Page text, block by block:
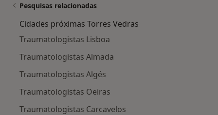
Pesquisas relacionadas
Cidades próximas Torres Vedras
Traumatologistas Lisboa
Traumatologistas Almada
Traumatologistas Algés
Traumatologistas Oeiras
Traumatologistas Carcavelos